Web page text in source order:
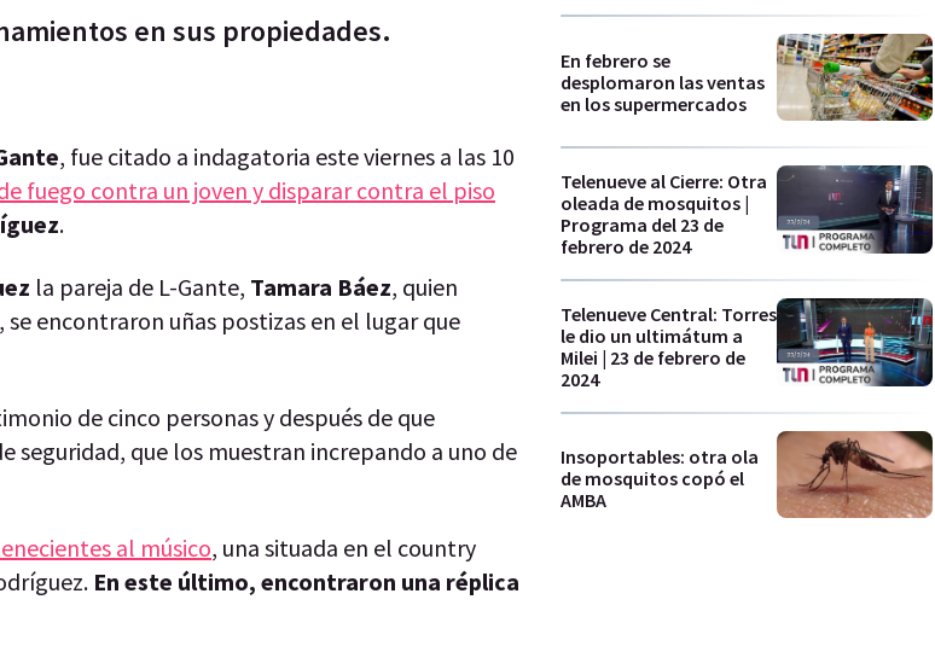
en sus propiedades.
, fue citado a indagatoria este viernes a las 10
fuego contra un joven y disparar contra el piso
.
la pareja de L-Gante, Tamara Báez, quien
encontraron uñas postizas en el lugar que
de cinco personas y después de que
seguridad, que los muestran increpando a uno de
al músico, una situada en el country
En este último, encontraron una réplica
En febrero se
desplomaron las ventas
en los supermercados
Telenueve al Cierre: Otra
oleada de mosquitos |
Programa del 23 de
febrero de 2024
Telenueve Central: Torres
le dio un ultimátum a
Milei | 23 de febrero de
2024
Insoportables: otra ola
de mosquitos copó el
AMBA